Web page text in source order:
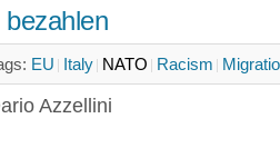
bezahlen
EU Italy NATO Racism
Azzellini